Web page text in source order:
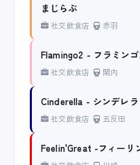
まじらぶ
社交飲食店 赤羽
Flamingo2 - フラミン
社交飲食店 関内
Cinderella - シンデレラ
社交飲食店 五反田
Feelin'Great -フィーリ